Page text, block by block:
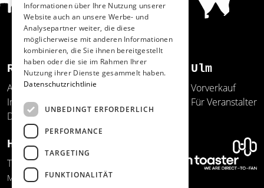
Recht und Ordnung
AGB
Impressum
Datenschutz
Ulm
Vorverkauf
Für Veranstalter
Hilfe und Support
Telefon: 0731/20641-150
Mo.-Do. 12:00-17:00 Uhr
Informationen über Ihre Nutzung unserer
Website auch an unsere Werbe- und
Analysepartner weiter, die diese
möglicherweise mit anderen Informationen
kombinieren, die Sie ihnen bereitgestellt
haben oder die sie im Rahmen Ihrer
Nutzung ihrer Dienste gesammelt haben.
Datenschutzrichtlinie
UNBEDINGT ERFORDERLICH
PERFORMANCE
TARGETING
FUNKTIONALITÄT